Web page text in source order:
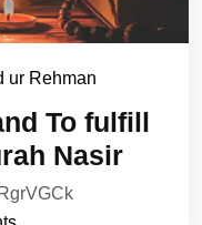
ur Rehman
Rehman
To fulfill
Nasir